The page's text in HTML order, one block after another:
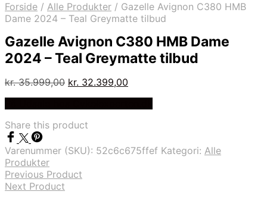
Forside / Alle Produkter / Gazelle Avignon C380 HMB
Dame 2024 – Teal Greymatte tilbud
Gazelle Avignon C380 HMB Dame
2024 – Teal Greymatte tilbud
kr.35.999,00 Den
kr. 35.999,00.
kr. 32.399,00
Share this product
Varenummer (SKU): 52c6c675ffef Kategori: Alle
Produkter
Previous Product
Next Product